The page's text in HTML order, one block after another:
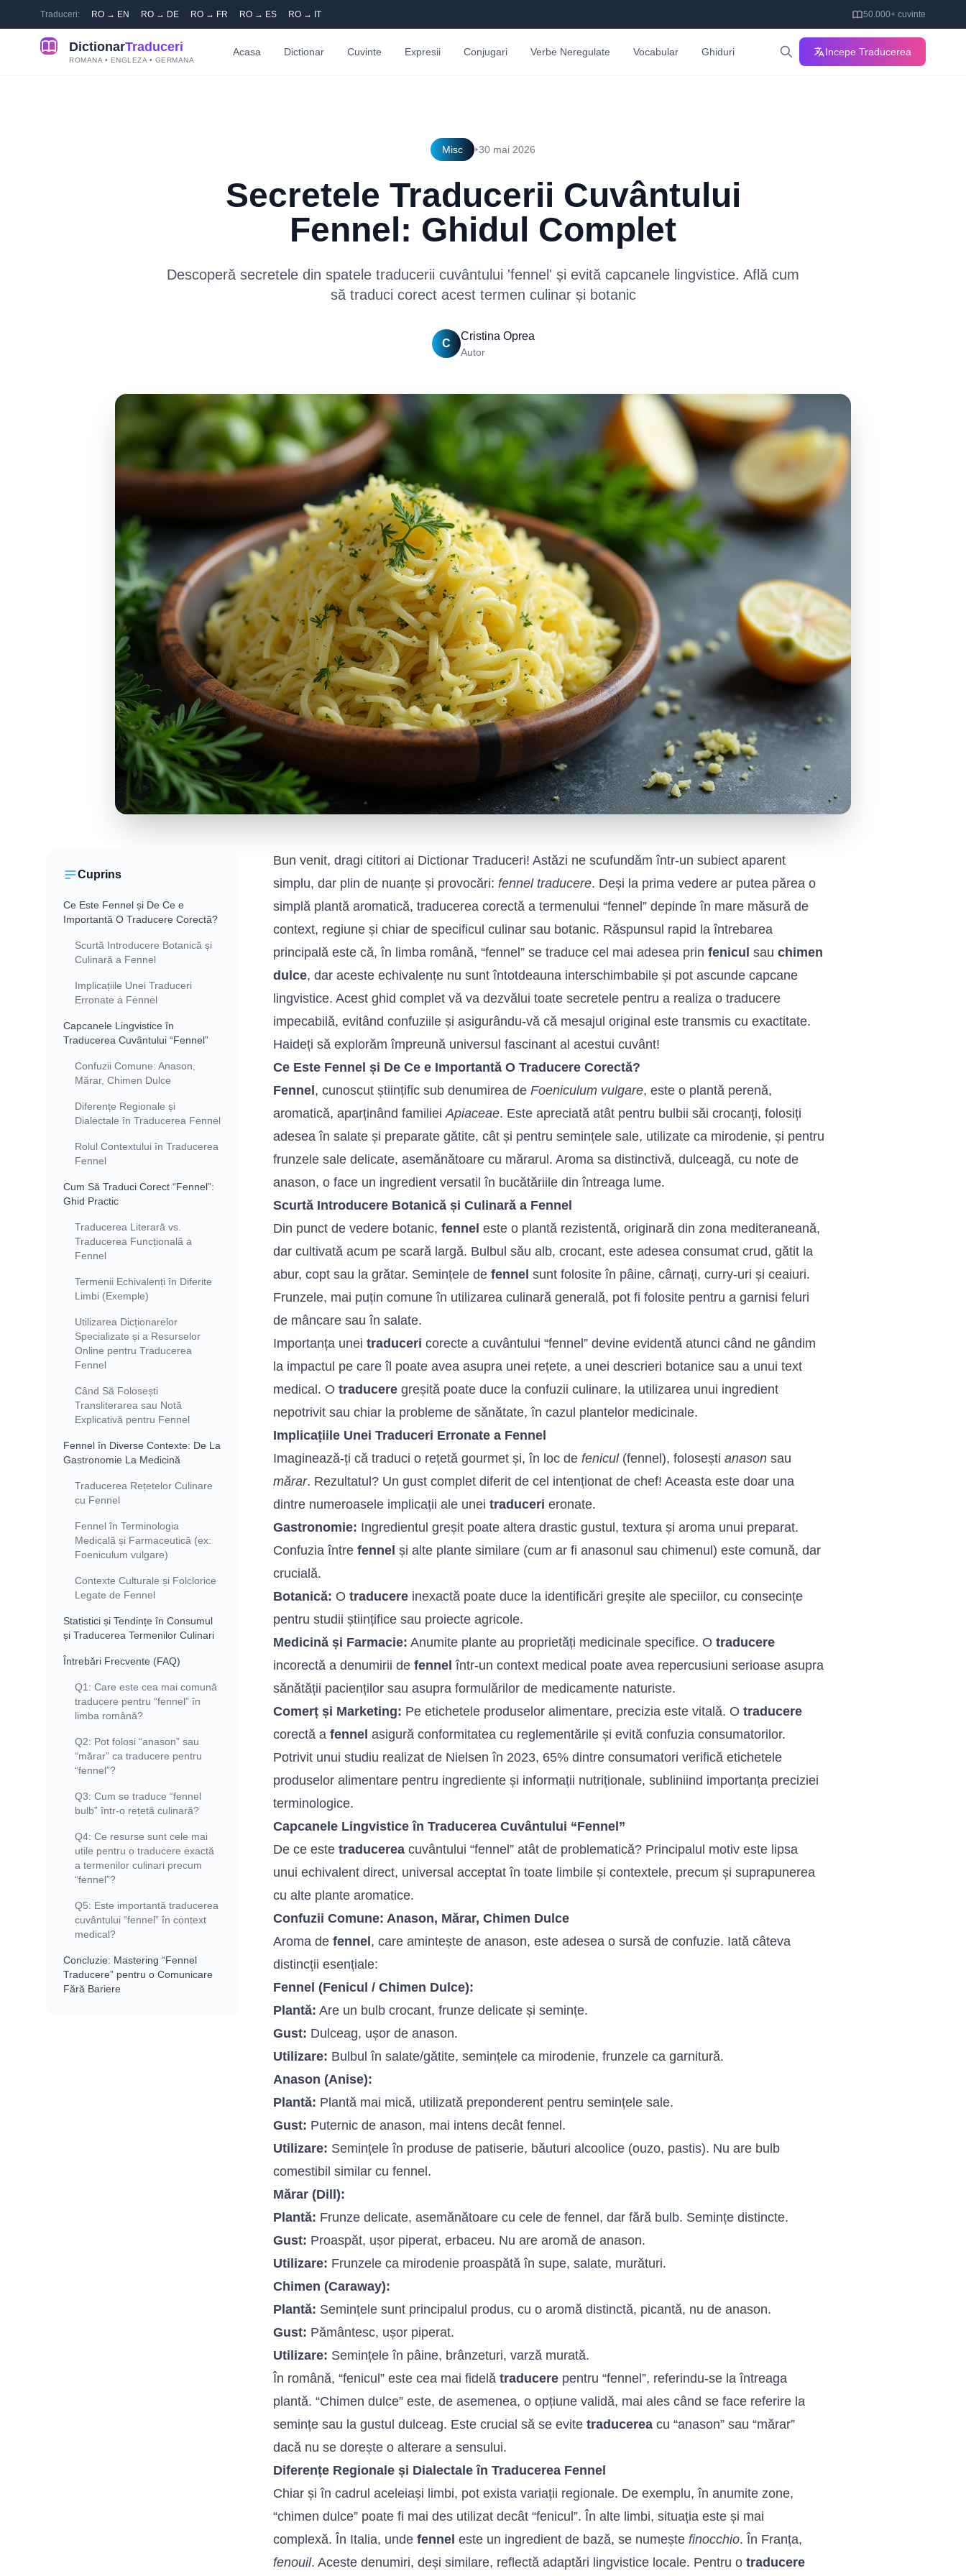
Traduceri: RO → EN RO → DE RO → FR RO → ES RO → IT 50.000+ cuvinte
DictionarTraduceri
ROMANA • ENGLEZA • GERMANA
Acasa Dictionar Cuvinte Expresii Conjugari Verbe Neregulate Vocabular Ghiduri Incepe Traducerea
Misc •30 mai 2026
Secretele Traducerii Cuvântului
Fennel: Ghidul Complet
Descoperă secretele din spatele traducerii cuvântului 'fennel' și evită capcanele lingvistice. Află cum
să traduci corect acest termen culinar și botanic
C
Cristina Oprea
Autor
Cuprins
Ce Este Fennel și De Ce e
Importantă O Traducere Corectă?
Scurtă Introducere Botanică și
Culinară a Fennel
Implicațiile Unei Traduceri
Erronate a Fennel
Capcanele Lingvistice în
Traducerea Cuvântului “Fennel”
Confuzii Comune: Anason,
Mărar, Chimen Dulce
Diferențe Regionale și
Dialectale în Traducerea Fennel
Rolul Contextului în Traducerea
Fennel
Cum Să Traduci Corect “Fennel”:
Ghid Practic
Traducerea Literară vs.
Traducerea Funcțională a
Fennel
Termenii Echivalenți în Diferite
Limbi (Exemple)
Utilizarea Dicționarelor
Specializate și a Resurselor
Online pentru Traducerea
Fennel
Când Să Folosești
Transliterarea sau Notă
Explicativă pentru Fennel
Fennel în Diverse Contexte: De La
Gastronomie La Medicină
Traducerea Rețetelor Culinare
cu Fennel
Fennel în Terminologia
Medicală și Farmaceutică (ex:
Foeniculum vulgare)
Contexte Culturale și Folclorice
Legate de Fennel
Statistici și Tendințe în Consumul
și Traducerea Termenilor Culinari
Întrebări Frecvente (FAQ)
Q1: Care este cea mai comună
traducere pentru “fennel” în
limba română?
Q2: Pot folosi “anason” sau
“mărar” ca traducere pentru
“fennel”?
Q3: Cum se traduce “fennel
bulb” într-o rețetă culinară?
Q4: Ce resurse sunt cele mai
utile pentru o traducere exactă
a termenilor culinari precum
“fennel”?
Q5: Este importantă traducerea
cuvântului “fennel” în context
medical?
Concluzie: Mastering “Fennel
Traducere” pentru o Comunicare
Fără Bariere
Bun venit, dragi cititori ai Dictionar Traduceri! Astăzi ne scufundăm într-un subiect aparent
simplu, dar plin de nuanțe și provocări: fennel traducere. Deși la prima vedere ar putea părea o
simplă plantă aromatică, traducerea corectă a termenului “fennel” depinde în mare măsură de
context, regiune și chiar de specificul culinar sau botanic. Răspunsul rapid la întrebarea
principală este că, în limba română, “fennel” se traduce cel mai adesea prin fenicul sau chimen
dulce, dar aceste echivalențe nu sunt întotdeauna interschimbabile și pot ascunde capcane
lingvistice. Acest ghid complet vă va dezvălui toate secretele pentru a realiza o traducere
impecabilă, evitând confuziile și asigurându-vă că mesajul original este transmis cu exactitate.
Haideți să explorăm împreună universul fascinant al acestui cuvânt!
Ce Este Fennel și De Ce e Importantă O Traducere Corectă?
Fennel , cunoscut științific sub denumirea de Foeniculum vulgare, este o plantă perenă,
aromatică, aparținând familieiApiaceae. Este apreciată atât pentru bulbii săi crocanți, folosiți
adesea în salate și preparate gătite, cât și pentru semințele sale, utilizate ca mirodenie, și pentru
frunzele sale delicate, asemănătoare cu mărarul. Aroma sa distinctivă, dulceagă, cu note de
anason, o face un ingredient versatil în bucătăriile din întreaga lume.
Scurtă Introducere Botanică și Culinară a Fennel
Din punct de vedere botanic, fennel este o plantă rezistentă, originară din zona mediteraneană,
dar cultivată acum pe scară largă. Bulbul său alb, crocant, este adesea consumat crud, gătit la
abur, copt sau la grătar. Semințele de fennel sunt folosite în pâine, cârnați, curry-uri și ceaiuri.
Frunzele, mai puțin comune în utilizarea culinară generală, pot fi folosite pentru a garnisi feluri
de mâncare sau în salate.
Importanța unei traduceri corecte a cuvântului “fennel” devine evidentă atunci când ne gândim
la impactul pe care îl poate avea asupra unei rețete, a unei descrieri botanice sau a unui text
medical. O traduceregreșită poate duce la confuzii culinare, la utilizarea unui ingredient
nepotrivit sau chiar la probleme de sănătate, în cazul plantelor medicinale.
Implicațiile Unei Traduceri Erronate a Fennel
Imaginează-ți că traduci o rețetă gourmet și, în loc de fenicul(fennel), folosești anasonsau
mărar. Rezultatul? Un gust complet diferit de cel intenționat de chef! Aceasta este doar una
dintre numeroasele implicații ale unei traduceri eronate.
Gastronomie: Ingredientul greșit poate altera drastic gustul, textura și aroma unui preparat.
Confuzia între fennel și alte plante similare (cum ar fi anasonul sau chimenul) este comună, dar
crucială.
Botanică: O traducereinexactă poate duce la identificări greșite ale speciilor, cu consecințe
pentru studii științifice sau proiecte agricole.
Medicină și Farmacie: Anumite plante au proprietăți medicinale specifice. O traducere
incorectă a denumirii de fennel într-un context medical poate avea repercusiuni serioase asupra
sănătății pacienților sau asupra formulărilor de medicamente naturiste.
Comerț și Marketing: Pe etichetele produselor alimentare, precizia este vitală. O traducere
corectă a fennel asigură conformitatea cu reglementările și evită confuzia consumatorilor.
Potrivit unui studiu realizat de Nielsen în 2023, 65% dintre consumatori verifică etichetele
produselor alimentare pentru ingrediente și informații nutriționale, subliniind importanța preciziei
terminologice.
Capcanele Lingvistice în Traducerea Cuvântului “Fennel”
De ce este traducereacuvântului “fennel” atât de problematică? Principalul motiv este lipsa
unui echivalent direct, universal acceptat în toate limbile și contextele, precum și suprapunerea
cu alte plante aromatice.
Confuzii Comune: Anason, Mărar, Chimen Dulce
Aroma de fennel , care amintește de anason, este adesea o sursă de confuzie. Iată câteva
distincții esențiale:
Fennel (Fenicul / Chimen Dulce):
Plantă: Are un bulb crocant, frunze delicate și semințe.
Gust: Dulceag, ușor de anason.
Utilizare: Bulbul în salate/gătite, semințele ca mirodenie, frunzele ca garnitură.
Anason (Anise):
Plantă: Plantă mai mică, utilizată preponderent pentru semințele sale.
Gust: Puternic de anason, mai intens decât fennel.
Utilizare: Semințele în produse de patiserie, băuturi alcoolice (ouzo, pastis). Nu are bulb
comestibil similar cu fennel.
Mărar (Dill):
Plantă: Frunze delicate, asemănătoare cu cele de fennel, dar fără bulb. Semințe distincte.
Gust: Proaspăt, ușor piperat, erbaceu. Nu are aromă de anason.
Utilizare: Frunzele ca mirodenie proaspătă în supe, salate, murături.
Chimen (Caraway):
Plantă: Semințele sunt principalul produs, cu o aromă distinctă, picantă, nu de anason.
Gust: Pământesc, ușor piperat.
Utilizare: Semințele în pâine, brânzeturi, varză murată.
În română, “fenicul” este cea mai fidelă traducerepentru “fennel”, referindu-se la întreaga
plantă. “Chimen dulce” este, de asemenea, o opțiune validă, mai ales când se face referire la
semințe sau la gustul dulceag. Este crucial să se evite traducereacu “anason” sau “mărar”
dacă nu se dorește o alterare a sensului.
Diferențe Regionale și Dialectale în Traducerea Fennel
Chiar și în cadrul aceleiași limbi, pot exista variații regionale. De exemplu, în anumite zone,
“chimen dulce” poate fi mai des utilizat decât “fenicul”. În alte limbi, situația este și mai
complexă. În Italia, unde fennel este un ingredient de bază, se numește finocchio. În Franța,
fenouil. Aceste denumiri, deși similare, reflectă adaptări lingvistice locale. Pentru o traducere